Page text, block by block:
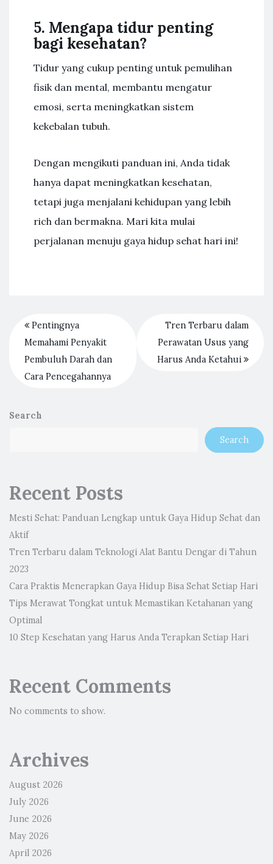
5. Mengapa tidur penting
bagi kesehatan?
Tidur yang cukup penting untuk pemulihan
fisik dan mental, membantu mengatur
emosi, serta meningkatkan sistem
kekebalan tubuh.
Dengan mengikuti panduan ini, Anda tidak
hanya dapat meningkatkan kesehatan,
tetapi juga menjalani kehidupan yang lebih
rich dan bermakna. Mari kita mulai
perjalanan menuju gaya hidup sehat hari ini!
Pentingnya
Memahami Penyakit
Pembuluh Darah dan
Cara Pencegahannya
Tren Terbaru dalam
Perawatan Usus yang
Harus Anda Ketahui
Search
Search
Recent Posts
Mesti Sehat: Panduan Lengkap untuk Gaya Hidup Sehat dan
Aktif
Tren Terbaru dalam Teknologi Alat Bantu Dengar di Tahun
2023
Cara Praktis Menerapkan Gaya Hidup Bisa Sehat Setiap Hari
Tips Merawat Tongkat untuk Memastikan Ketahanan yang
Optimal
10 Step Kesehatan yang Harus Anda Terapkan Setiap Hari
Recent Comments
No comments to show.
Archives
August 2026
July 2026
June 2026
May 2026
April 2026